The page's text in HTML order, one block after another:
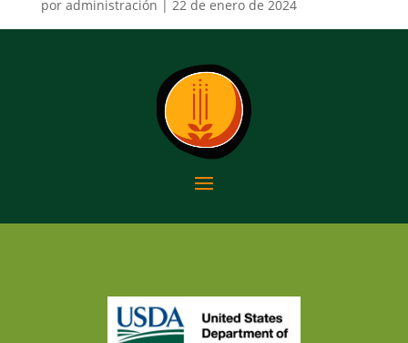
por administración | 22 de enero de 2024